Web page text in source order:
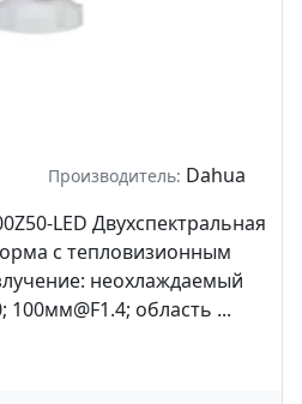
Производитель: Dahua
LED Двухспектральная
с тепловизионным
неохлаждаемый
100мм@F1.4; область ...